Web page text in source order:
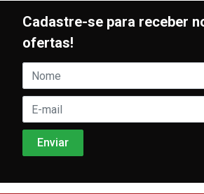
Cadastre-se para receber
ofertas!